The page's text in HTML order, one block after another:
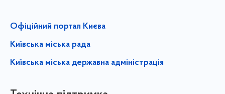
Офіційний портал Києва
Київська міська рада
Київська міська державна адміністрація